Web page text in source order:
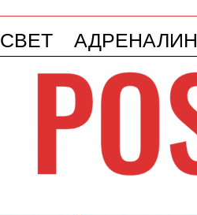
СВЕТ АДРЕНАЛИН